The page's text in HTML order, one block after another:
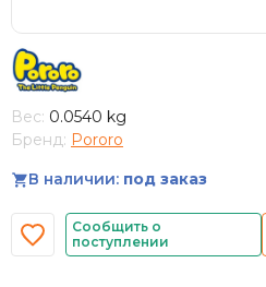
Вес: 0.0540 kg
Бренд: Pororo
В наличии: под заказ
Сообщить о
поступлении